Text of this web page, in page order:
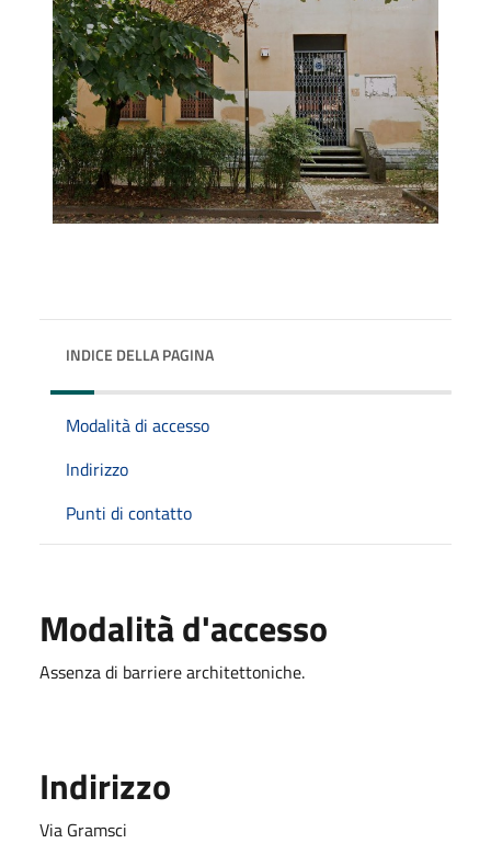
INDICE DELLA PAGINA
Modalità di accesso
Indirizzo
Punti di contatto
Modalità d'accesso
Assenza di barriere architettoniche.
Indirizzo
Via Gramsci